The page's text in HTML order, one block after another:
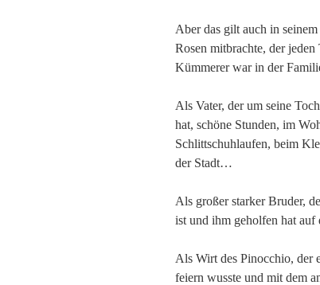
Aber das gilt auch in
Rosen mitbrachte, der
Kümmerer war in der
Als Vater, der um seine
hat, schöne Stunden, im
Schlittschuhlaufen, beim
der Stadt…
Als großer starker Bruder,
ist und ihm geholfen hat auf
Als Wirt des Pinocchio, der
feiern wusste und mit dem